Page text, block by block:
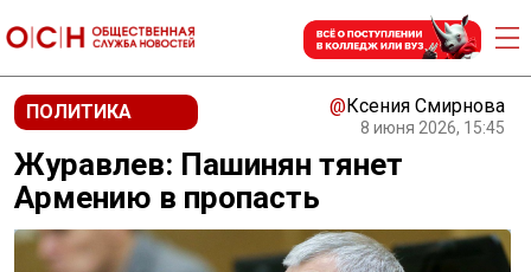
ПОЛИТИКА @Ксения Смирнова
8 июня 2026, 15:45
Журавлев: Пашинян тянет
Армению в пропасть